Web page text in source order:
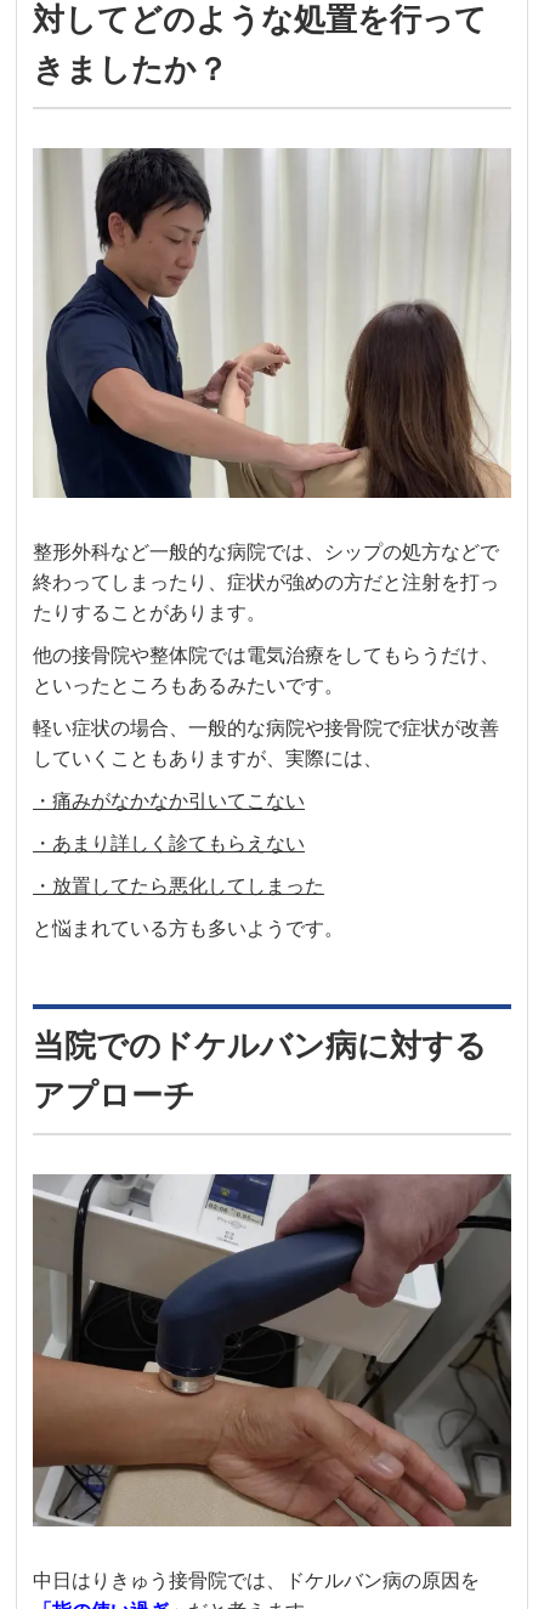
対してどのような処置を行って
きましたか？
整形外科など一般的な病院では、シップの処方などで
終わってしまったり、症状が強めの方だと注射を打っ
たりすることがあります。
他の接骨院や整体院では電気治療をしてもらうだけ、
といったところもあるみたいです。
軽い症状の場合、一般的な病院や接骨院で症状が改善
していくこともありますが、実際には、
・痛みがなかなか引いてこない
・あまり詳しく診てもらえない
・放置してたら悪化してしまった
と悩まれている方も多いようです。
当院でのドケルバン病に対する
アプローチ
中日はりきゅう接骨院では、ドケルバン病の原因を